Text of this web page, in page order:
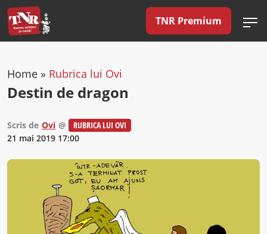
TNR Premium
Home » Rubrica lui Ovi
Destin de dragon
Scris de Ovi @
RUBRICA LUI OVI
21 mai 2019 17:00